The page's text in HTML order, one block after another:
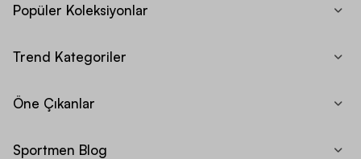
Popüler Koleksiyonlar
Trend Kategoriler
Öne Çıkanlar
Sportmen Blog